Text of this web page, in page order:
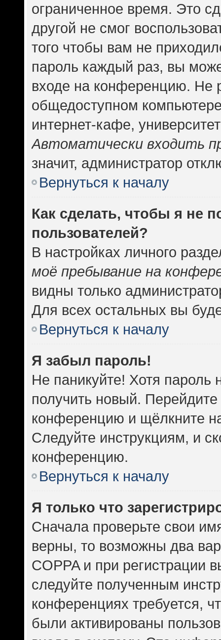
ограниченное время. Это
другой не смог
того чтобы вам не
пароль каждый раз, вы
входе на конференцию. Не
общедоступном
интернет-кафе,
Автоматически входить
значит, администратор
Вернуться к началу
Как сделать, чтобы я не
пользователей?
В настройках личного
моё пребывание на
видны только
Для всех остальных вы
Вернуться к началу
Я забыл пароль!
Не паникуйте! Хотя пароль
получить новый.
конференцию и щёлкните
Следуйте инструкциям, и
конференцию.
Вернуться к началу
Я только что
Сначала проверьте свои
верны, то возможны два
COPPA и при регистрации
следуйте полученным
конференциях требуется,
были активированы